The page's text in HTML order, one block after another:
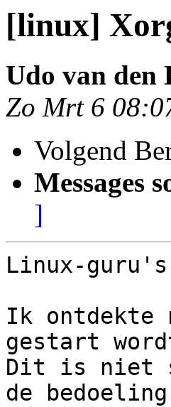
[linux]
Udo van den
Zo Mrt 6
Volgend
Messages
]
Linux-
Ik ontdekte
gestart
Dit is niet
de